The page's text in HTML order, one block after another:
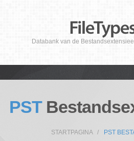
Databank van de
PST
STARTPAGINA PST